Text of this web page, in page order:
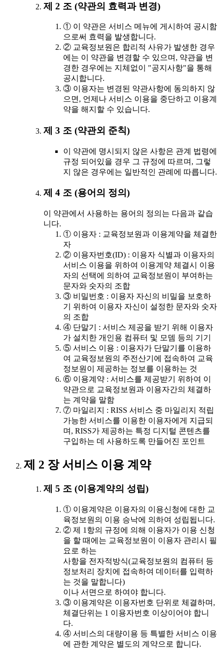
제 2 조 (약관의 효력과 변경)
① 이 약관은 서비스 메뉴에 게시하여 공시함
으로써 효력을 발생합니다.
② 교육정보원은 합리적 사유가 발생한 경우
에는 이 약관을 변경할 수 있으며, 약관을 변
경한 경우에는 지체없이 "공지사항"을 통해
공시합니다.
③ 이용자는 변경된 약관사항에 동의하지 않
으면, 언제나 서비스 이용을 중단하고 이용계
약을 해지할 수 있습니다.
제 3 조 (약관외 준칙)
이 약관에 명시되지 않은 사항은 관계 법령에
규정 되어있을 경우 그 규정에 따르며, 그렇
지 않은 경우에는 일반적인 관례에 따릅니다.
제 4 조 (용어의 정의)
이 약관에서 사용하는 용어의 정의는 다음과 같습
니다.
① 이용자 : 교육정보원과 이용계약을 체결한
자
② 이용자번호(ID) : 이용자 식별과 이용자의
서비스 이용을 위하여 이용계약 체결시 이용
자의 선택에 의하여 교육정보원이 부여하는
문자와 숫자의 조합
③ 비밀번호 : 이용자 자신의 비밀을 보호하
기 위하여 이용자 자신이 설정한 문자와 숫자
의 조합
④ 단말기 : 서비스 제공을 받기 위해 이용자
가 설치한 개인용 컴퓨터 및 모뎀 등의 기기
⑤ 서비스 이용 : 이용자가 단말기를 이용하
여 교육정보원의 주전산기에 접속하여 교육
정보원이 제공하는 정보를 이용하는 것
⑥ 이용계약 : 서비스를 제공받기 위하여 이
약관으로 교육정보원과 이용자간의 체결하
는 계약을 말함
⑦ 마일리지 : RISS 서비스 중 마일리지 적립
가능한 서비스를 이용한 이용자에게 지급되
며, RISS가 제공하는 특정 디지털 콘텐츠를
구입하는 데 사용하도록 만들어진 포인트
제 2 장 서비스 이용 계약
제 5 조 (이용계약의 성립)
① 이용계약은 이용자의 이용신청에 대한 교
육정보원의 이용 승낙에 의하여 성립됩니다.
② 제 1항의 규정에 의해 이용자가 이용 신청
을 할 때에는 교육정보원이 이용자 관리시 필
요로 하는
사항을 전자적방식(교육정보원의 컴퓨터 등
정보처리 장치에 접속하여 데이터를 입력하
는 것을 말합니다)
이나 서면으로 하여야 합니다.
③ 이용계약은 이용자번호 단위로 체결하며,
체결단위는 1 이용자번호 이상이어야 합니
다.
④ 서비스의 대량이용 등 특별한 서비스 이용
에 관한 계약은 별도의 계약으로 합니다.